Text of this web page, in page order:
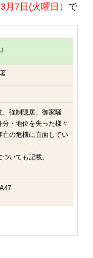
3月7日(火曜日） で
強制隠居、御家騒
・地位を失った様々
の危機に直面してい
いても記載。